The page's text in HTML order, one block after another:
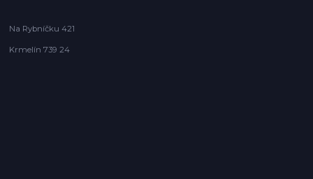
Na Rybníčku 421
Krmelín 739 24